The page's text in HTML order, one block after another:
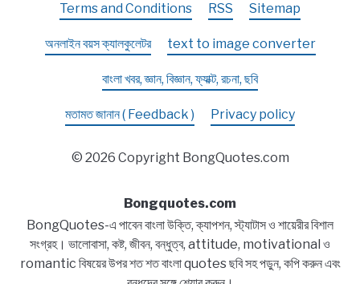
Terms and Conditions RSS Sitemap
অনলাইন বয়স ক্যালকুলেটর text to image converter
বাংলা খবর, জ্ঞান, বিজ্ঞান, ফ্যাক্ট, রচনা, ছবি
মতামত জানান ( Feedback ) Privacy policy
© 2026 Copyright BongQuotes.com
Bongquotes.com
BongQuotes-এ পাবেন বাংলা উক্তি, ক্যাপশন, স্ট্যাটাস ও শায়েরীর বিশাল
সংগ্রহ। ভালোবাসা, কষ্ট, জীবন, বন্ধুত্ব, attitude, motivational ও
romantic বিষয়ের উপর শত শত বাংলা quotes ছবি সহ পড়ুন, কপি করুন এবং